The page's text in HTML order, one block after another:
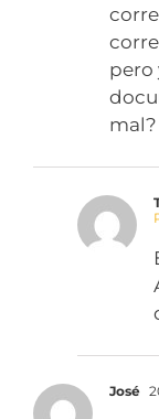
pero
mal?
José